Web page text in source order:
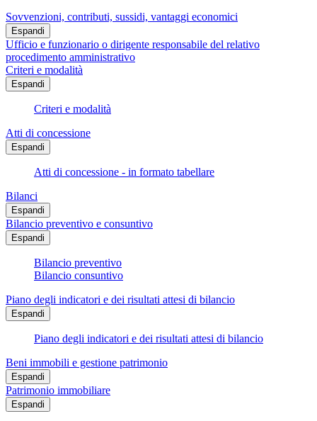
Sovvenzioni, contributi, sussidi, vantaggi economici
Espandi
Ufficio e funzionario o dirigente responsabile del relativo
procedimento amministrativo
Criteri e modalità
Espandi
Criteri e modalità
Atti di concessione
Espandi
Atti di concessione - in formato tabellare
Bilanci
Espandi
Bilancio preventivo e consuntivo
Espandi
Bilancio preventivo
Bilancio consuntivo
Piano degli indicatori e dei risultati attesi di bilancio
Espandi
Piano degli indicatori e dei risultati attesi di bilancio
Beni immobili e gestione patrimonio
Espandi
Patrimonio immobiliare
Espandi